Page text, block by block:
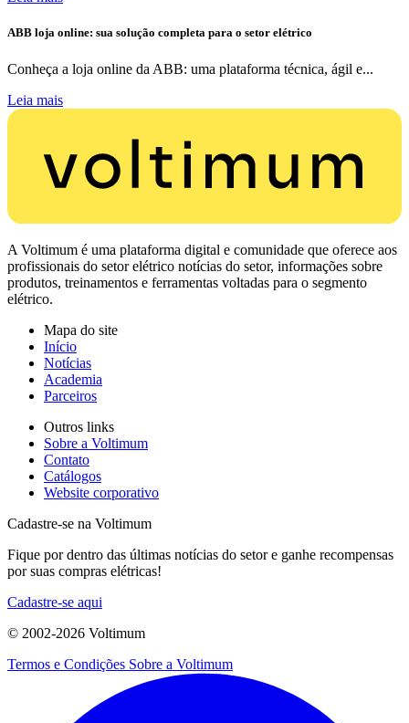
ABB loja online: sua solução completa para o setor elétrico
Conheça a loja online da ABB: uma plataforma técnica, ágil e...
Leia mais
A Voltimum é uma plataforma digital e comunidade que oferece aos
profissionais do setor elétrico notícias do setor, informações sobre
produtos, treinamentos e ferramentas voltadas para o segmento
elétrico.
Mapa do site
Início
Notícias
Academia
Parceiros
Outros links
Sobre a Voltimum
Contato
Catálogos
Website corporativo
Cadastre-se na Voltimum
Fique por dentro das últimas notícias do setor e ganhe recompensas
por suas compras elétricas!
Cadastre-se aqui
© 2002-2026 Voltimum
Termos e Condições Sobre a Voltimum